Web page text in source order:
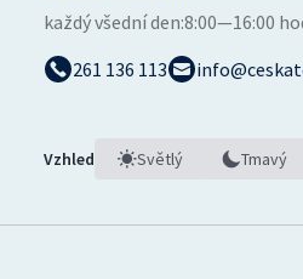
každý všední den:8:00—16:00
261 136 113
Vzhled Světlý Tmavý